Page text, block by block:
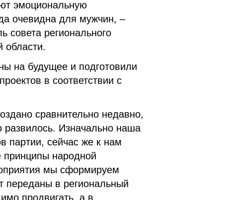
эмоциональную
очевидна для мужчин, –
совета регионального
области.
на будущее и подготовили
в соответствии с
сравнительно недавно,
развилось. Изначально наша
партии, сейчас же к нам
народной
мы сформируем
переданы в региональный
продвигать, а в